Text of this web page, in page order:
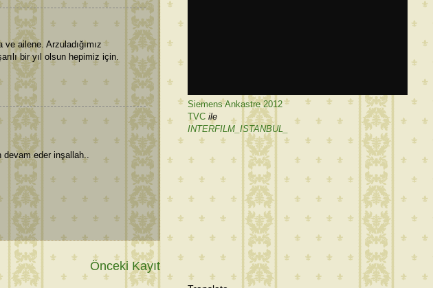
ailene. Arzuladığımız
bir yıl olsun hepimiz için.
devam eder inşallah..
Önceki Kayıt
Siemens Ankastre 2012
TVC ile
INTERFILM_ISTANBUL_